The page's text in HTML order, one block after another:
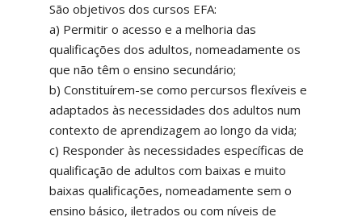
São objetivos dos cursos EFA:
a) Permitir o acesso e a melhoria das
qualificações dos adultos, nomeadamente os
que não têm o ensino secundário;
b) Constituírem-se como percursos flexíveis e
adaptados às necessidades dos adultos num
contexto de aprendizagem ao longo da vida;
c) Responder às necessidades específicas de
qualificação de adultos com baixas e muito
baixas qualificações, nomeadamente sem o
ensino básico, iletrados ou com níveis de